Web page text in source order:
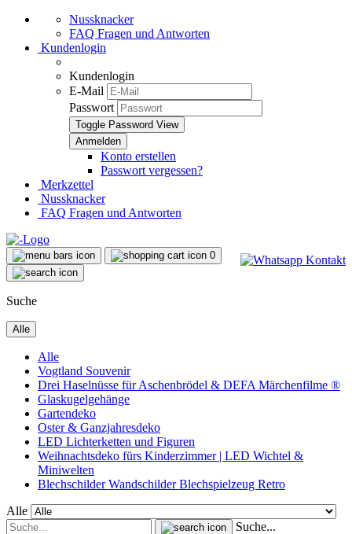
Nussknacker
FAQ Fragen und Antworten
Kundenlogin
Kundenlogin
E-Mail
Passwort
Toggle Password View
Konto erstellen
Passwort vergessen?
Merkzettel
Nussknacker
FAQ Fragen und Antworten
0
Suche
Alle
Alle
Vogtland Souvenir
Drei Haselnüsse für Aschenbrödel & DEFA Märchenfilme ®
Glaskugelgehänge
Gartendeko
Oster & Ganzjahresdeko
LED Lichterketten und Figuren
Weihnachtsdeko fürs Kinderzimmer | LED Wichtel &
Miniwelten
Blechschilder Wandschilder Blechspielzeug Retro
Alle
Suche...